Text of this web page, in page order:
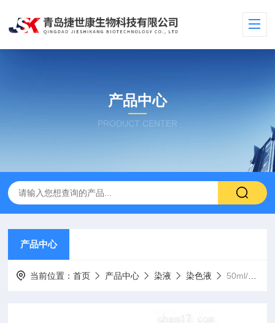
产品中心
PRODUCT CENTER
产品中心
当前位置：首页 产品中心 染液 染色液 50ml/瓶荧光抗体稀释液（Evan blue）